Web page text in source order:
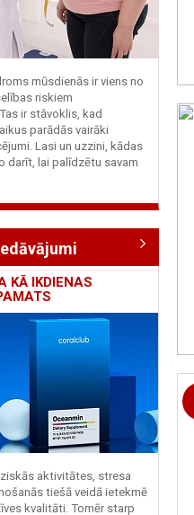
mūsdienās ir viens no
riskiem
ir stāvoklis, kad
parādās vairāki
Lasi un uzzini, kādas
darīt, lai palīdzētu savam
KĀ IKDIENAS
aktivitātes, stresa
tiešā veidā ietekmē
kvalitāti. Tomēr starp